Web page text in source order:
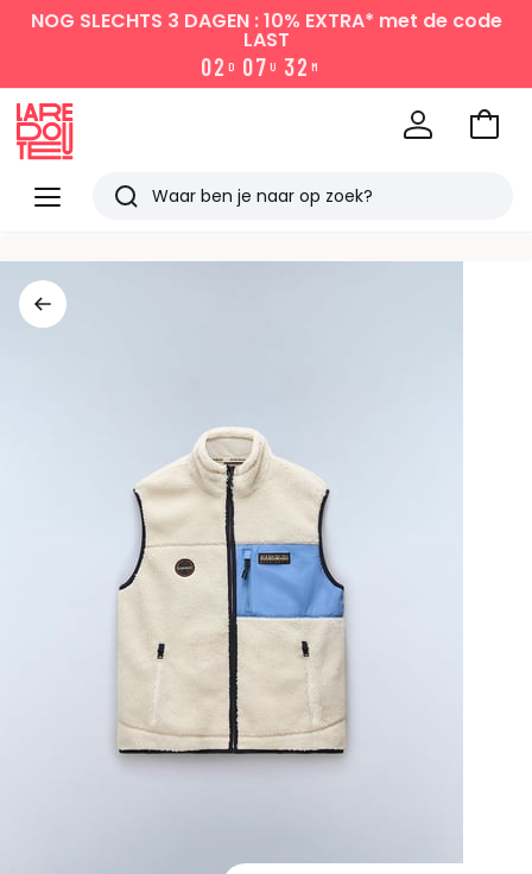
NOG SLECHTS 3 DAGEN : 10% EXTRA* met de code
LAST
02 D 07 U 32 M
Menu
Redoute
Zoeken
Naar